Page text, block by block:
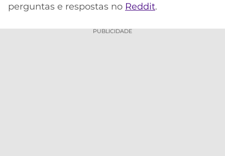
perguntas e respostas no Reddit.
PUBLICIDADE